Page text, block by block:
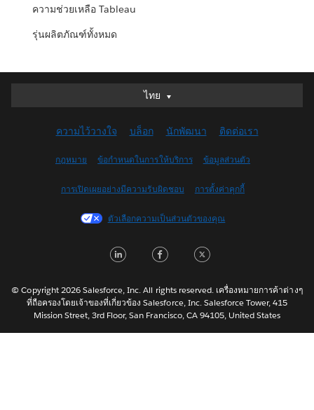
ความช่วยเหลือ Tableau
รุ่นผลิตภัณฑ์ทั้งหมด
ไทย
ไทย
English (UK)
English (US)
Français (Canada)
Français (France)
日本語
Nederlands
Português
ความไว้วางใจ บล็อก นักพัฒนา ติดต่อเรา
กฎหมาย ข้อกำหนดในการให้บริการ ข้อมูลส่วนตัว
การเปิดเผยอย่างมีความรับผิดชอบ การตั้งค่าคุกกี้
ตัวเลือกความเป็นส่วนตัวของคุณ
LinkedInFacebook
© Copyright 2026 Salesforce, Inc. All rights reserved. เครื่องหมายการค้าต่างๆ
ที่ถือครองโดยเจ้าของที่เกี่ยวข้อง Salesforce, Inc. Salesforce Tower, 415
Mission Street, 3rd Floor, San Francisco, CA 94105, United States